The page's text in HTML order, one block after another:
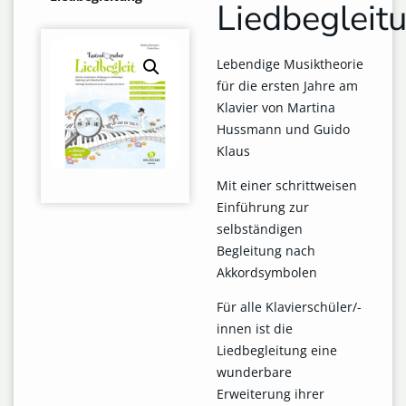
Lebendige Musiktheorie
für die ersten Jahre am
Klavier von Martina
Hussmann und Guido
Klaus
Mit einer schrittweisen
Einführung zur
selbständigen
Begleitung nach
Akkordsymbolen
Für alle Klavierschüler/-
innen ist die
Liedbegleitung eine
wunderbare
Erweiterung ihrer